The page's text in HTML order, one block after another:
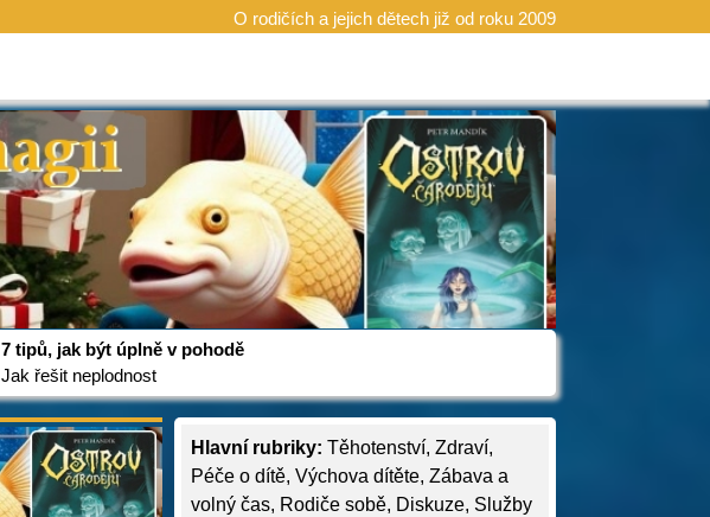
O rodičích a jejich dětech již od roku 2009
7 tipů, jak být úplně v pohodě
Jak řešit neplodnost
Hlavní rubriky: Těhotenství, Zdraví,
Péče o dítě, Výchova dítěte, Zábava a
volný čas, Rodiče sobě, Diskuze, Služby